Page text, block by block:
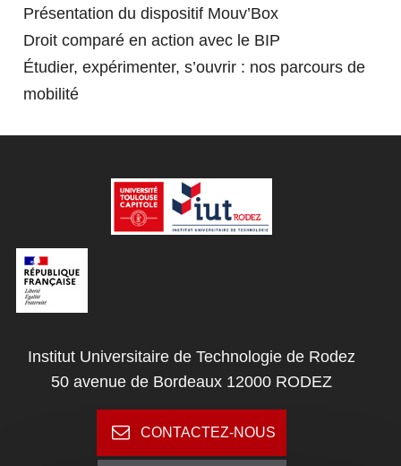
CONTACTEZ NOUS
Présentation du dispositif Mouv’Box
Droit comparé en action avec le BIP
Étudier, expérimenter, s’ouvrir : nos parcours de
mobilité
Institut Universitaire de Technologie de Rodez
50 avenue de Bordeaux 12000 RODEZ
CONTACTEZ-NOUS